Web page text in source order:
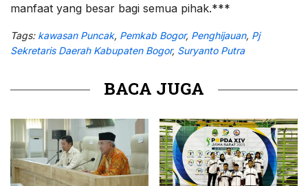
manfaat yang besar bagi semua pihak.***
Tags: kawasan Puncak, Pemkab Bogor, Penghijauan, Pj
Sekretaris Daerah Kabupaten Bogor, Suryanto Putra
BACA JUGA